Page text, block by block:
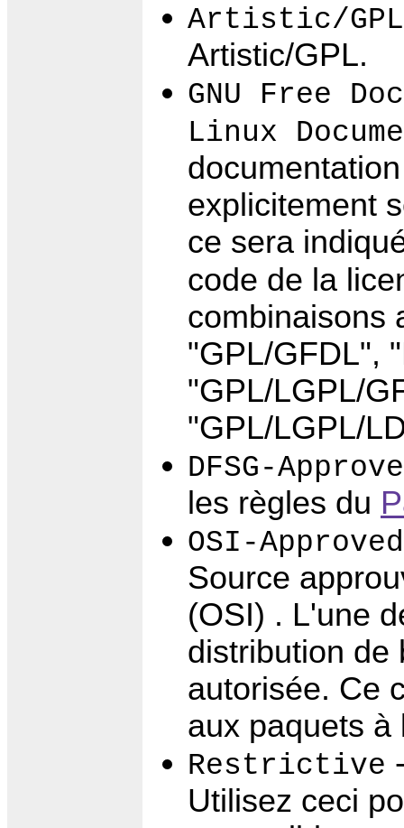
Artistic/GPL
Artistic/GPL.
GNU Free
Linux
explicitement
ce sera
code de la
combinaisons
"GPL/GFDL",
"GPL/LGPL/
"GPL/LGPL/
DFSG-
les règles du
OSI-Approved
Source
(OSI) . L'une
distribution de
autorisée. Ce
aux paquets à
Restrictive
Utilisez ceci